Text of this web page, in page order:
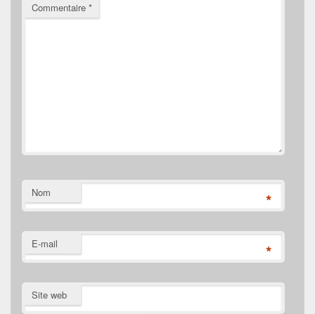
Commentaire *
Nom *
E-mail *
Site web